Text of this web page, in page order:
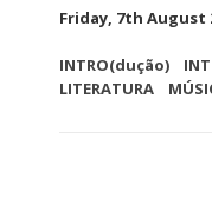
Friday, 7th August
INTRO(dução)
LITERATURA